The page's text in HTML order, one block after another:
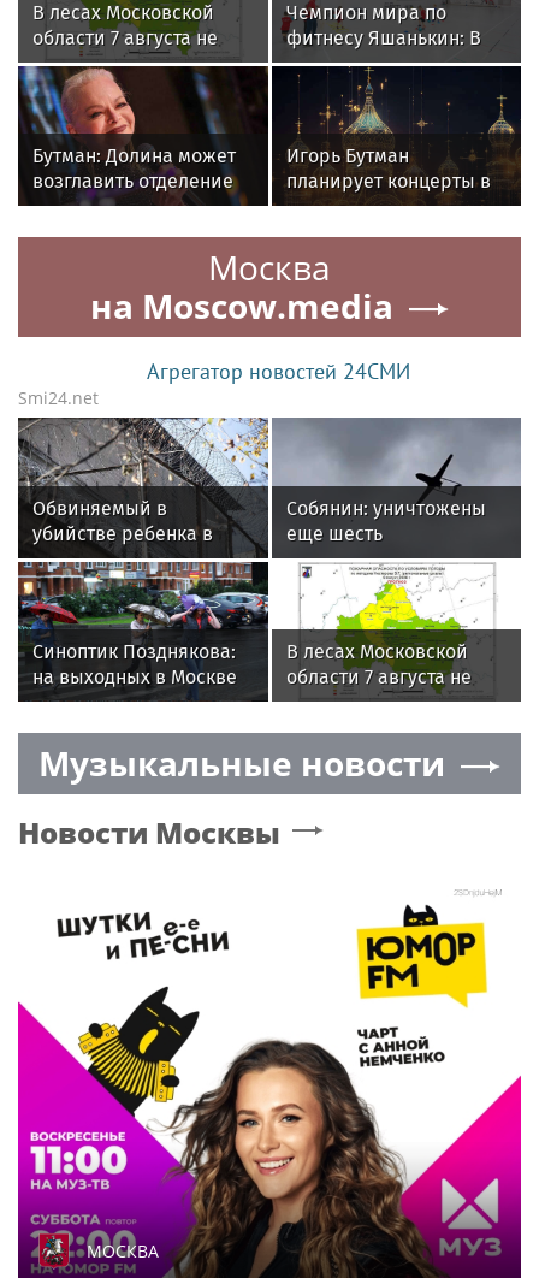
В лесах Московской
области 7 августа не
зафиксировали
возгораний
Чемпион мира по
фитнесу Яшанькин: В
Москве спорт стал
частью городской
культуры
Бутман: Долина может
возглавить отделение
вокала в первом в РФ
джазовом вузе
Игорь Бутман
планирует концерты в
Бразилии и Никарагуа
в этом году
Москва
на Moscow.media
Агрегатор новостей 24СМИ
Smi24.net
Обвиняемый в
убийстве ребенка в
Петербурге Жилкин
содержится в
одиночной камере
Собянин: уничтожены
еще шесть
беспилотников,
летевших на Москву
Синоптик Позднякова:
на выходных в Москве
ожидаются дожди
В лесах Московской
области 7 августа не
зафиксировали
Музыкальные новости
Новости Москвы
МОСКВА